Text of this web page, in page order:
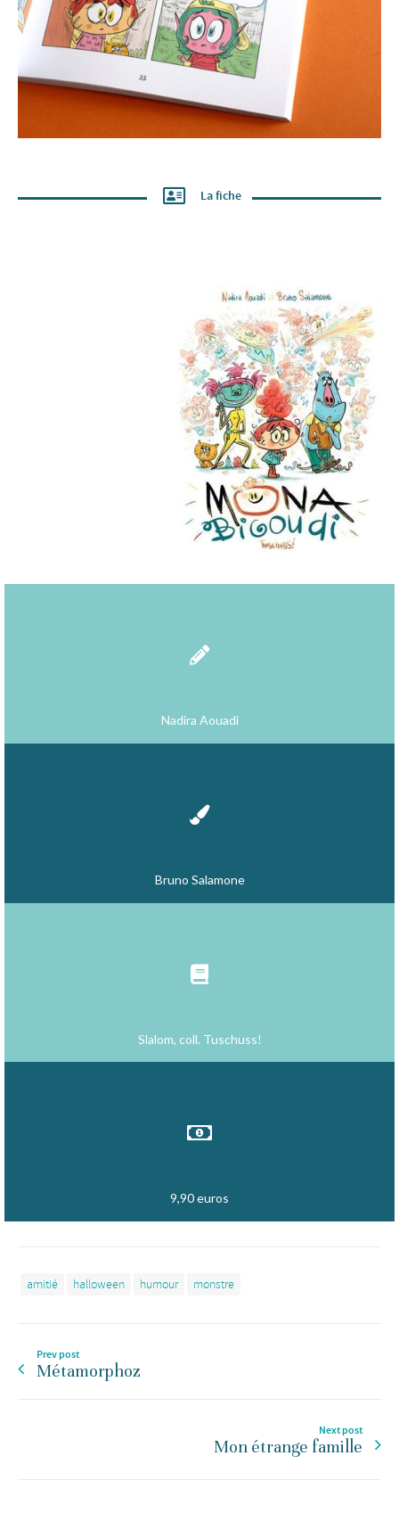
La fiche
Nadira Aouadi
Bruno Salamone
Slalom, coll. Tuschuss!
9,90 euros
amitié halloween humour monstre
Prev post
Métamorphoz
Next post
Mon étrange famille